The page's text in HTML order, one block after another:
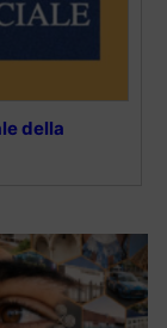
della